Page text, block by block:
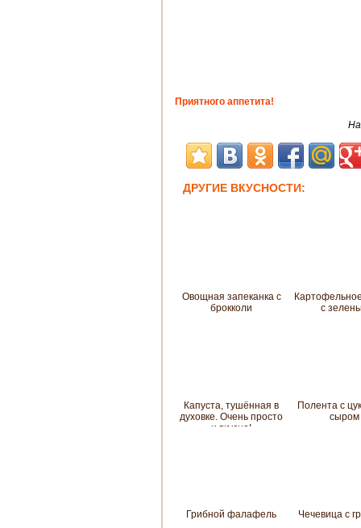
Приятного аппетита!
ДРУГИЕ ВКУСНОСТИ:
Овощная запеканка с
брокколи
с
Капуста, тушённая в
духовке. Очень просто
и вкусно!
Полента с
сыром
Грибной фалафель Чечевица с